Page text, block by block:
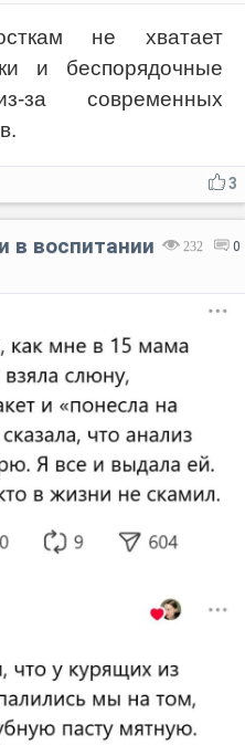
не хватает
и беспорядочные
за современных
3
232 0
в воспитании